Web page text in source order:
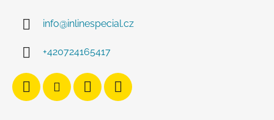
info@inlinespecial.cz
+420724165417